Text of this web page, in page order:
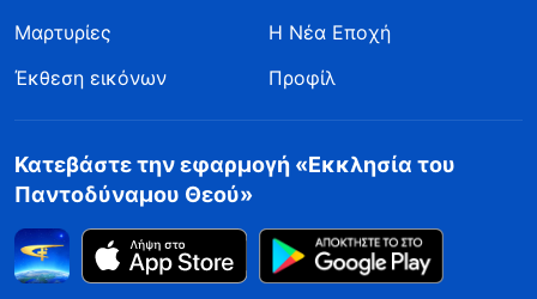
Μαρτυρίες
Η Νέα Εποχή
Έκθεση εικόνων
Προφίλ
Κατεβάστε την εφαρμογή «Εκκλησία του
Παντοδύναμου Θεού»